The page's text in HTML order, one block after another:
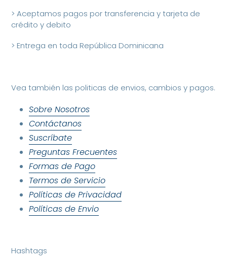
> Aceptamos pagos por transferencia y tarjeta de
crédito y debito
> Entrega en toda República Dominicana
Vea también las politicas de envios, cambios y pagos.
Sobre Nosotros
Contáctanos
Suscríbate
Preguntas Frecuentes
Formas de Pago
Termos de Servicio
Políticas de Privacidad
Políticas de Envio
Hashtags